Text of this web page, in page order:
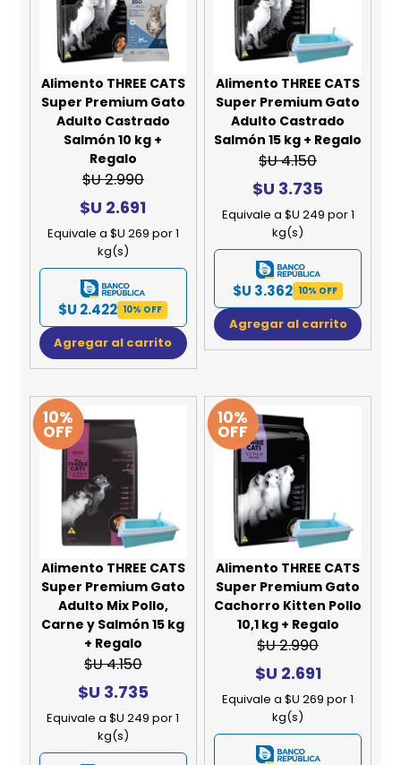
Alimento THREE CATS
Super Premium Gato
Adulto Castrado
Salmón 10 kg +
Regalo
$U 2.990
$U 2.691
Equivale a $U 269 por 1
kg(s)
$U 2.422 10% OFF
Agregar al carrito
Alimento THREE CATS
Super Premium Gato
Adulto Castrado
Salmón 15 kg + Regalo
$U 4.150
$U 3.735
Equivale a $U 249 por 1
kg(s)
$U 3.362 10% OFF
Agregar al carrito
10%
OFF
Alimento THREE CATS
Super Premium Gato
Adulto Mix Pollo,
Carne y Salmón 15 kg
+ Regalo
$U 4.150
$U 3.735
Equivale a $U 249 por 1
kg(s)
10%
OFF
Alimento THREE CATS
Super Premium Gato
Cachorro Kitten Pollo
10,1 kg + Regalo
$U 2.990
$U 2.691
Equivale a $U 269 por 1
kg(s)